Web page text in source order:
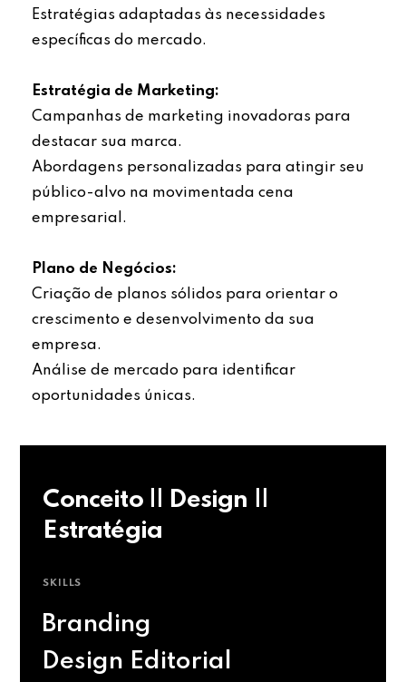
Estratégias adaptadas às necessidades
específicas do mercado.
Estratégia de Marketing:
Campanhas de marketing inovadoras para
destacar sua marca.
Abordagens personalizadas para atingir seu
público-alvo na movimentada cena
empresarial.
Plano de Negócios:
Criação de planos sólidos para orientar o
crescimento e desenvolvimento da sua
empresa.
Análise de mercado para identificar
oportunidades únicas.
Conceito || Design ||
Estratégia
SKILLS
Branding
Design Editorial